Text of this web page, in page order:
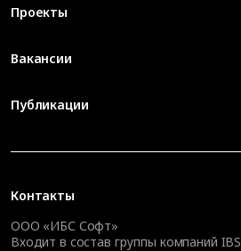
Контакты
ООО «ИБС Софт»
Входит в состав группы компаний IBS
Проекты
Вакансии
Публикации